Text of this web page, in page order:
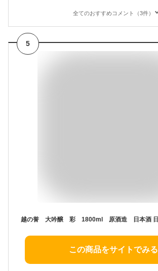
全てのおすすめコメント（3件）
5
この商品をサイトでみる